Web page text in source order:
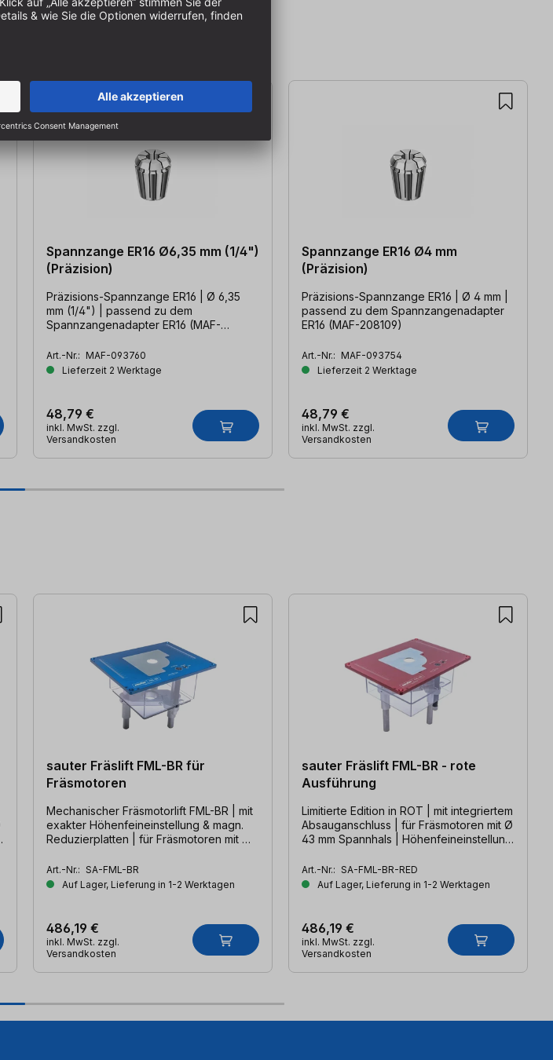
Spannzange ER16 Ø6,35 mm (1/4")
(Präzision)
Präzisions-Spannzange ER16 | Ø 6,35
mm (1/4") | passend zu dem
Spannzangenadapter ER16 (MAF-
Art.-Nr.: MAF-093760
Lieferzeit 2 Werktage
48,79 €
inkl. MwSt. zzgl.
Versandkosten
Spannzange ER16 Ø4 mm
(Präzision)
Präzisions-Spannzange ER16 | Ø 4 mm |
passend zu dem Spannzangenadapter
ER16 (MAF-208109)
Art.-Nr.: MAF-093754
Lieferzeit 2 Werktage
48,79 €
inkl. MwSt. zzgl.
Versandkosten
sauter Fräslift FML-BR für
Fräsmotoren
Mechanischer Fräsmotorlift FML-BR | mit
exakter Höhenfeineinstellung & magn.
Reduzierplatten | für Fräsmotoren mit Ø
Art.-Nr.: SA-FML-BR
Auf Lager, Lieferung in 1-2 Werktagen
486,19 €
inkl. MwSt. zzgl.
Versandkosten
sauter Fräslift FML-BR - rote
Ausführung
Limitierte Edition in ROT | mit integriertem
Absauganschluss | für Fräsmotoren mit Ø
43 mm Spannhals | Höhenfeineinstellung
Art.-Nr.: SA-FML-BR-RED
Auf Lager, Lieferung in 1-2 Werktagen
486,19 €
inkl. MwSt. zzgl.
Versandkosten